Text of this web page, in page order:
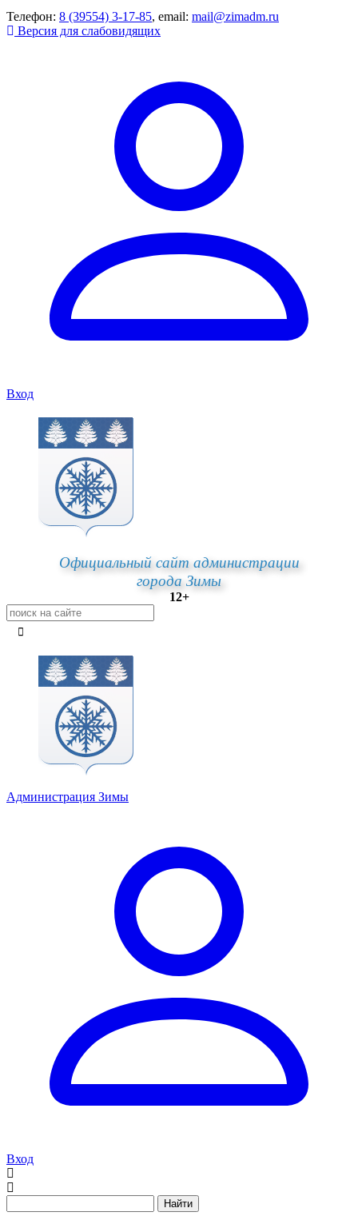
Телефон: 8 (39554) 3-17-85, email: mail@zimadm.ru
Версия для слабовидящих
Вход
Официальный сайт администрации
города Зимы
12+
Администрация Зимы
Вход
Найти